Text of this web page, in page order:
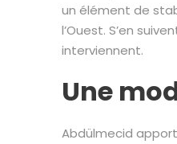
un élément de
l’Ouest. S’en
interviennent.
Une
Abdülmecid